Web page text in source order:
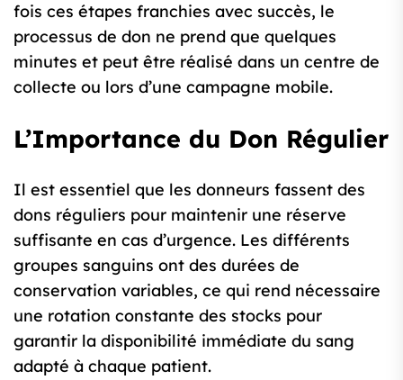
fois ces étapes franchies avec succès, le
processus de don ne prend que quelques
minutes et peut être réalisé dans un centre de
collecte ou lors d’une campagne mobile.
L’Importance du Don Régulier
Il est essentiel que les donneurs fassent des
dons réguliers pour maintenir une réserve
suffisante en cas d’urgence. Les différents
groupes sanguins ont des durées de
conservation variables, ce qui rend nécessaire
une rotation constante des stocks pour
garantir la disponibilité immédiate du sang
adapté à chaque patient.